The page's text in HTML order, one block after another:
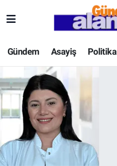
Gündem Asayiş Politika